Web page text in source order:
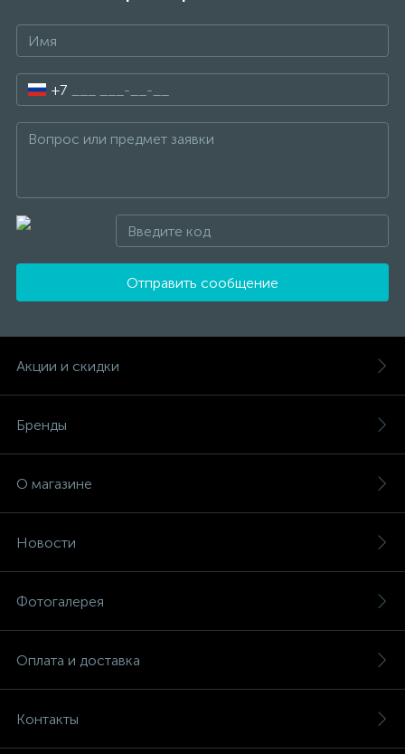
+7
Отправить сообщение
Акции и скидки
Бренды
О магазине
Новости
Фотогалерея
Оплата и доставка
Контакты